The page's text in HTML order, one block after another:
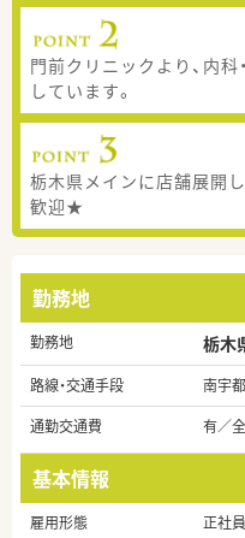
門前クリニックより、内
しています。
栃木県メインに店舗展開
歓迎★
勤務地
勤務地 栃木
路線・交通手段
南宇
通勤交通費
有／
基本情報
雇用形態
正社員